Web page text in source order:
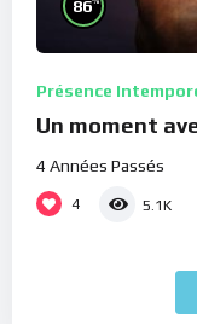
86
Présence
Un moment
4 Années Passés
4 5.1K